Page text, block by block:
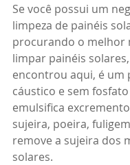
Se você possui um
limpeza de painéis
procurando o melhor
limpar painéis
encontrou aqui, é um
cáustico e sem
emulsifica
sujeira, poeira,
remove a sujeira dos
solares.